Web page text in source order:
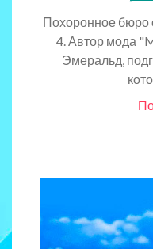
Похоронное бюро
4. Автор мода
Эмеральд,